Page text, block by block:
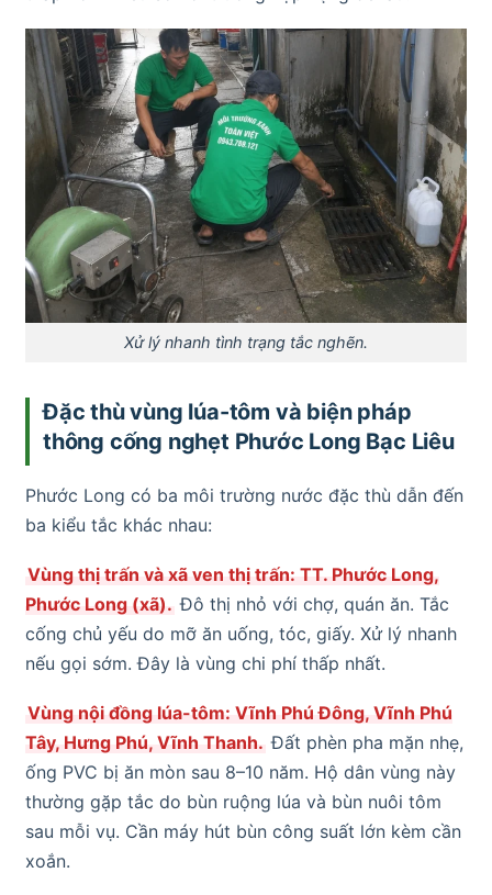
Xử lý nhanh tình trạng tắc nghẽn.
Đặc thù vùng lúa-tôm và biện pháp
thông cống nghẹt Phước Long Bạc Liêu
Phước Long có ba môi trường nước đặc thù dẫn đến
ba kiểu tắc khác nhau:
Vùng thị trấn và xã ven thị trấn: TT. Phước Long,
Phước Long (xã). Đô thị nhỏ với chợ, quán ăn. Tắc
cống chủ yếu do mỡ ăn uống, tóc, giấy. Xử lý nhanh
nếu gọi sớm. Đây là vùng chi phí thấp nhất.
Vùng nội đồng lúa-tôm: Vĩnh Phú Đông, Vĩnh Phú
Tây, Hưng Phú, Vĩnh Thanh. Đất phèn pha mặn nhẹ,
ống PVC bị ăn mòn sau 8–10 năm. Hộ dân vùng này
thường gặp tắc do bùn ruộng lúa và bùn nuôi tôm
sau mỗi vụ. Cần máy hút bùn công suất lớn kèm cần
xoắn.